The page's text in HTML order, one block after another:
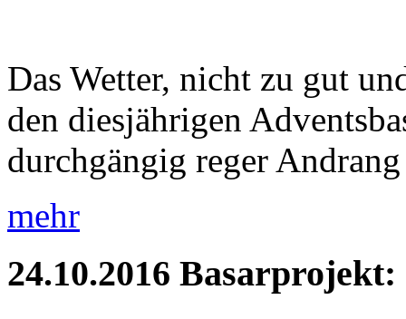
Das Wetter, nicht zu gut
den diesjährigen
durchgängig reger
mehr
24.10.2016